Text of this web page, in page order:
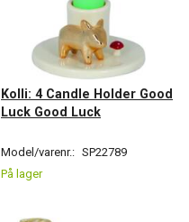
Kolli: 4 Candle Holder Good
Luck Good Luck
Model/varenr.: SP22789
På lager